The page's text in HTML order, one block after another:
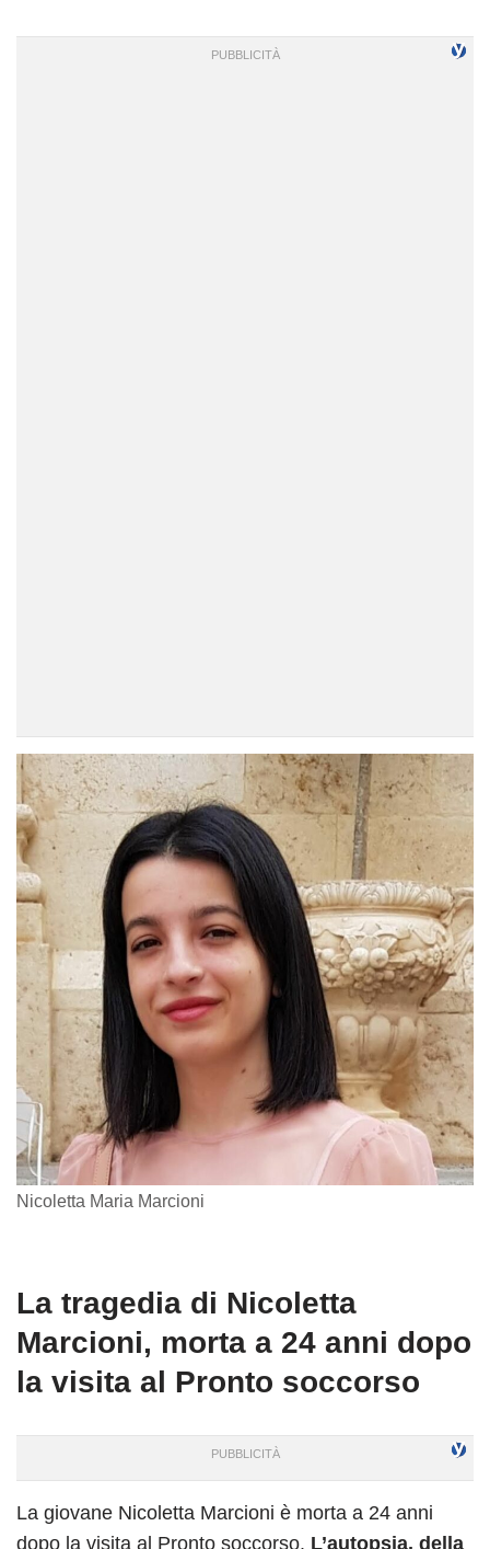
Nicoletta Maria Marcioni
La tragedia di Nicoletta
Marcioni, morta a 24 anni dopo
la visita al Pronto soccorso
La giovane Nicoletta Marcioni è morta a 24 anni
dopo la visita al Pronto soccorso. L’autopsia, della